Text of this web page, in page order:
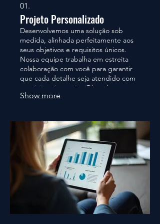
01.
Projeto Personalizado
Desenvolvemos uma solução sob
medida, alinhada perfeitamente aos
seus objetivos e requisitos únicos.
Nossa equipe trabalha em estreita
colaboração com você para garantir
que cada detalhe seja atendido com
precisão e inovação. Obtenha um
resultado que realmente se
Show more